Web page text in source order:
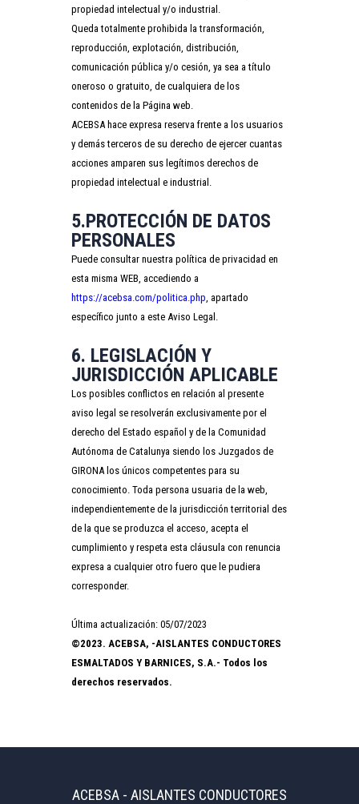
propiedad intelectual y/o industrial.
Queda totalmente prohibida la transformación,
reproducción, explotación, distribución,
comunicación pública y/o cesión, ya sea a título
oneroso o gratuito, de cualquiera de los
contenidos de la Página web.
ACEBSA hace expresa reserva frente a los usuarios
y demás terceros de su derecho de ejercer cuantas
acciones amparen sus legítimos derechos de
propiedad intelectual e industrial.
5.PROTECCIÓN DE DATOS
PERSONALES
Puede consultar nuestra política de privacidad en
esta misma WEB, accediendo a
https://acebsa.com/politica.php , apartado
específico junto a este Aviso Legal.
6. LEGISLACIÓN Y
JURISDICCIÓN APLICABLE
Los posibles conflictos en relación al presente
aviso legal se resolverán exclusivamente por el
derecho del Estado español y de la Comunidad
Autónoma de Catalunya siendo los Juzgados de
GIRONA los únicos competentes para su
conocimiento. Toda persona usuaria de la web,
independientemente de la jurisdicción territorial des
de la que se produzca el acceso, acepta el
cumplimiento y respeta esta cláusula con renuncia
expresa a cualquier otro fuero que le pudiera
corresponder.
Última actualización: 05/07/2023
©2023. ACEBSA, -AISLANTES CONDUCTORES
ESMALTADOS Y BARNICES, S.A.- Todos los
derechos reservados.
ACEBSA - AISLANTES CONDUCTORES